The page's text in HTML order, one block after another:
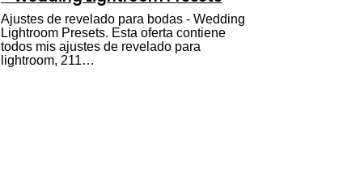
Ajustes de revelado para bodas - Wedding
Lightroom Presets. Esta oferta contiene
todos mis ajustes de revelado para
lightroom, 211…